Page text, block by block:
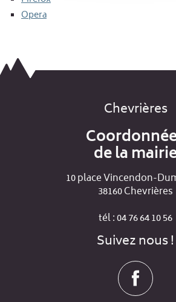
Opera
Chevrières
de la
10 place Vincendon-
38160 Chevrières
tél : 04 76 64 10 56
Suivez nous !